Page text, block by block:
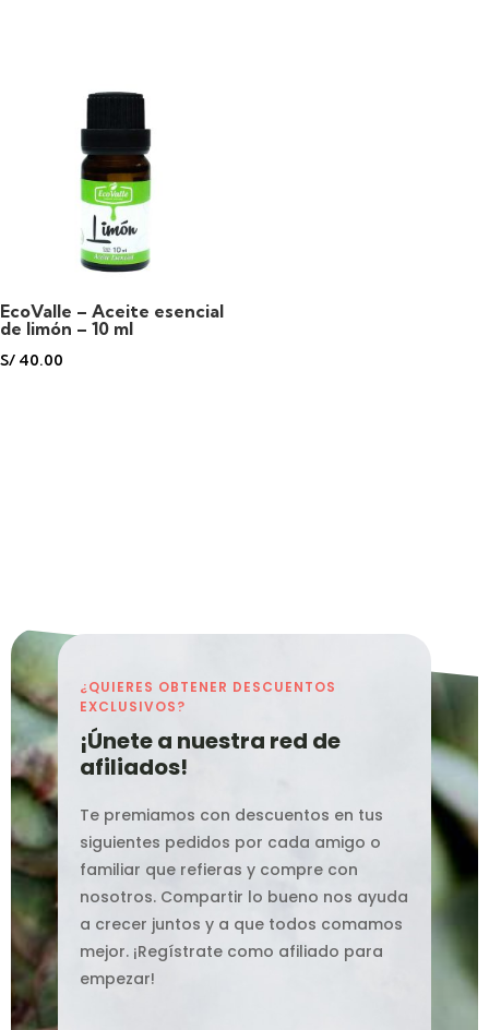
EcoValle – Aceite esencial
de limón – 10 ml
S/ 40.00
¿QUIERES OBTENER DESCUENTOS
EXCLUSIVOS?
¡Únete a nuestra red de
afiliados!
Te premiamos con descuentos en tus
siguientes pedidos por cada amigo o
familiar que refieras y compre con
nosotros. Compartir lo bueno nos ayuda
a crecer juntos y a que todos comamos
mejor. ¡Regístrate como afiliado para
empezar!